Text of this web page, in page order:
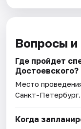
Вопросы и
Где пройдет
Достоевского?
Место
Санкт-Петербург.
Когда